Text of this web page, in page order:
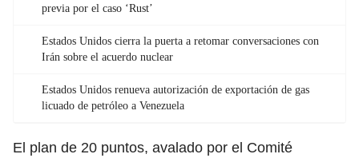
previa por el caso ‘Rust’
Estados Unidos cierra la puerta a retomar conversaciones con
Irán sobre el acuerdo nuclear
Estados Unidos renueva autorización de exportación de gas
licuado de petróleo a Venezuela
El plan de 20 puntos, avalado por el Comité